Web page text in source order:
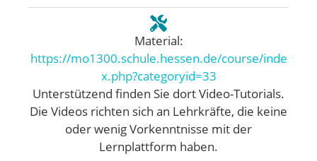
Material:
https://mo1300.schule.hessen.de/course/inde
x.php?categoryid=33
Unterstützend finden Sie dort Video-Tutorials.
Die Videos richten sich an Lehrkräfte, die keine
oder wenig Vorkenntnisse mit der
Lernplattform haben.